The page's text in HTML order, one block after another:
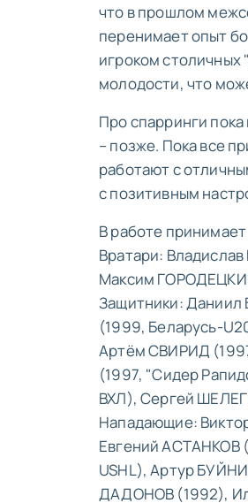
что в прошлом
перенимает опыт
игроком столичных
молодости, что
Про спарринги
– позже. Пока все
работают с
с позитивным
В работе принимает
Вратари:
Максим
Защитники:
(1999, Беларусь-
Артём СВИРИД
(1997, "Сидер
ВХЛ), Сергей
Нападающие:
Евгений АСТАНКОВ
USHL), Артур
ДАДОНОВ (1992),